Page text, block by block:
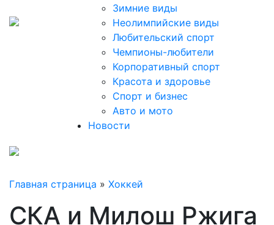
Зимние виды
Неолимпийские виды
Любительский спорт
Чемпионы-любители
Корпоративный спорт
Красота и здоровье
Спорт и бизнес
Авто и мото
Новости
Главная страница » Хоккей
СКА и Милош Ржига